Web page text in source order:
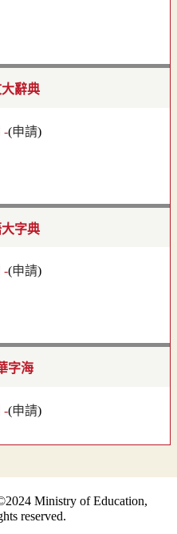
辭典
-(申請)
字典
-(申請)
字海
-(申請)
Ministry of Education,
reserved.